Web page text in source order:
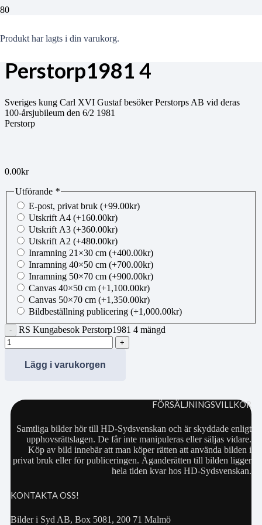
Produkt har lagts i din varukorg.
RS Kungabesok
Perstorp1981 4
Sveriges kung Carl XVI Gustaf besöker Perstorps AB vid deras
100-årsjubileum den 6/2 1981
Perstorp
0.00kr
Utförande *
E-post, privat bruk (+99.00kr)
Utskrift A4 (+160.00kr)
Utskrift A3 (+360.00kr)
Utskrift A2 (+480.00kr)
Inramning 21×30 cm (+400.00kr)
Inramning 40×50 cm (+700.00kr)
Inramning 50×70 cm (+900.00kr)
Canvas 40×50 cm (+1,100.00kr)
Canvas 50×70 cm (+1,350.00kr)
Bildbeställning publicering (+1,000.00kr)
RS Kungabesok Perstorp1981 4 mängd
Lägg i varukorgen
FÖRSÄLJNINGSVILLKOR
Samtliga bilder hör till HD-Sydsvenskan och är skyddade enligt
upphovsrättslagen. De får inte manipuleras eller säljas vidare.
Köp av bild innebär att man köper rätten att använda bilden i
privat bruk eller för publiceringen. Äganderätten till bilden ligger
hela tiden kvar hos HD-Sydsvenskan.
KONTAKTA OSS!
Bilder i Syd AB, Box 5081, 200 71 Malmö